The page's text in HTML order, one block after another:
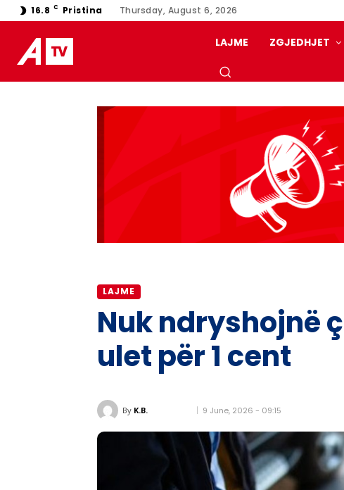
16.8 C Pristina Thursday, August 6, 2026
LAJME ZGJEDHJET
LAJME
Nuk ndryshojnë
ulet për 1 cent
By K.B. 9 June, 2026 - 09:15